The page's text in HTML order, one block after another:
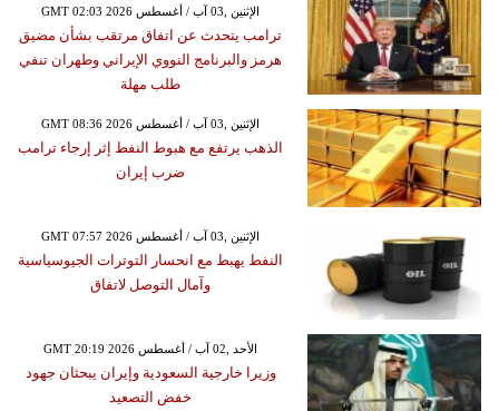
GMT 02:03 2026 الإثنين ,03 آب / أغسطس
ترامب يتحدث عن اتفاق مرتقب بشأن مضيق
هرمز والبرنامج النووي الإيراني وطهران تنفي
طلب مهلة
GMT 08:36 2026 الإثنين ,03 آب / أغسطس
الذهب يرتفع مع هبوط النفط إثر إرجاء ترامب
ضرب إيران
GMT 07:57 2026 الإثنين ,03 آب / أغسطس
النفط يهبط مع انحسار التوترات الجيوسياسية
وآمال التوصل لاتفاق
GMT 20:19 2026 الأحد ,02 آب / أغسطس
وزيرا خارجية السعودية وإيران يبحثان جهود
خفض التصعيد